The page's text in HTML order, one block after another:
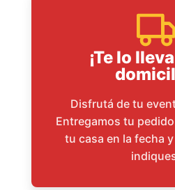
¡Te lo
Disfrutá de tu
Entregamos tu
tu casa en la fecha